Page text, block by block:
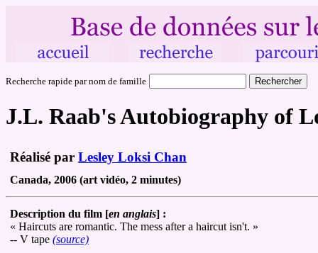
Recherche rapide par nom de famille
J.L. Raab's Autobiography of
Réalisé par Lesley Loksi Chan
Canada, 2006 (art vidéo, 2 minutes)
Description du film [en anglais] :
« Haircuts are romantic. The mess after a haircut isn't. »
-- V tape (source)